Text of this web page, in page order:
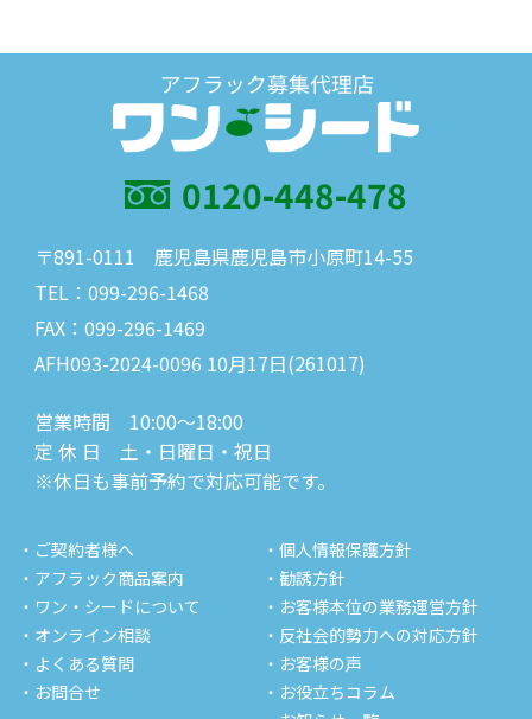
0120-448-478
〒891-0111 鹿児島県鹿児島市小原町14-55
TEL：099-296-1468
FAX：099-296-1469
AFH093-2024-0096 10月17日(261017)
営業時間 10:00～18:00
定 休 日 土・日曜日・祝日
※休日も事前予約で対応可能です。
・ご契約者様へ
・アフラック商品案内
・ワン・シードについて
・オンライン相談
・よくある質問
・お問合せ
・個人情報保護方針
・勧誘方針
・お客様本位の業務運営方針
・反社会的勢力への対応方針
・お客様の声
・お役立ちコラム